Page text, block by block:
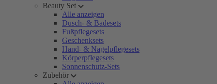
Beauty Set
Alle anzeigen
Dusch- & Badesets
Fußpflegesets
Geschenksets
Hand- & Nagelpflegesets
Körperpflegesets
Sonnenschutz-Sets
Zubehör